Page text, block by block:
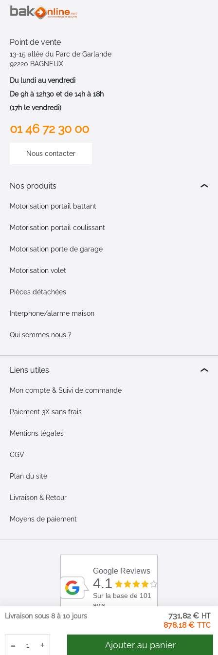
878,18 €
731,82 €
Livraison sous 8 à 10 jours
- + Ajouter au panier
Point de vente
13-15 allée du Parc de Garlande
92220 BAGNEUX
Du lundi au vendredi
De 9h à 12h30 et de 14h à 18h
(17h le vendredi)
01 46 72 30 00
Nous contacter
Nos produits
Motorisation portail battant
Motorisation portail coulissant
Motorisation porte de garage
Motorisation volet
Pièces détachées
Interphone/alarme maison
Qui sommes nous ?
Liens utiles
Mon compte & Suivi de commande
Paiement 3X sans frais
Mentions légales
CGV
Plan du site
Livraison & Retour
Moyens de paiement
Google Reviews
4.1
Sur la base de 101
avis